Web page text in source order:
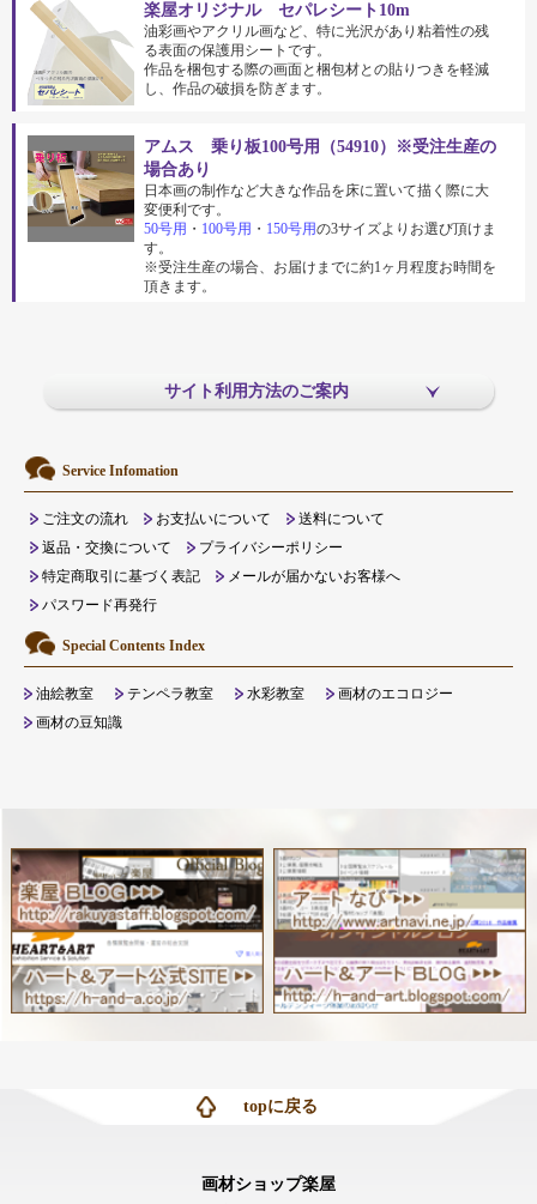
楽屋オリジナル セパレシート10m
油彩画やアクリル画など、特に光沢があり粘着性の残
る表面の保護用シートです。
作品を梱包する際の画面と梱包材との貼りつきを軽減
し、作品の破損を防ぎます。
アムス 乗り板100号用（54910）※受注生産の
場合あり
日本画の制作など大きな作品を床に置いて描く際に大
変便利です。
50号用 ・ 100号用 ・ 150号用の3サイズよりお選び頂けま
す。
※受注生産の場合、お届けまでに約1ヶ月程度お時間を
頂きます。
サイト利用方法のご案内
Service Infomation
ご注文の流れ お支払いについて
送料について
返品・交換について
プライバシーポリシー
特定商取引に基づく表記
メールが届かないお客様へ
パスワード再発行
Special Contents Index
油絵教室 テンペラ教室 水彩教室
画材のエコロジー
画材の豆知識
topに戻る
画材ショップ楽屋